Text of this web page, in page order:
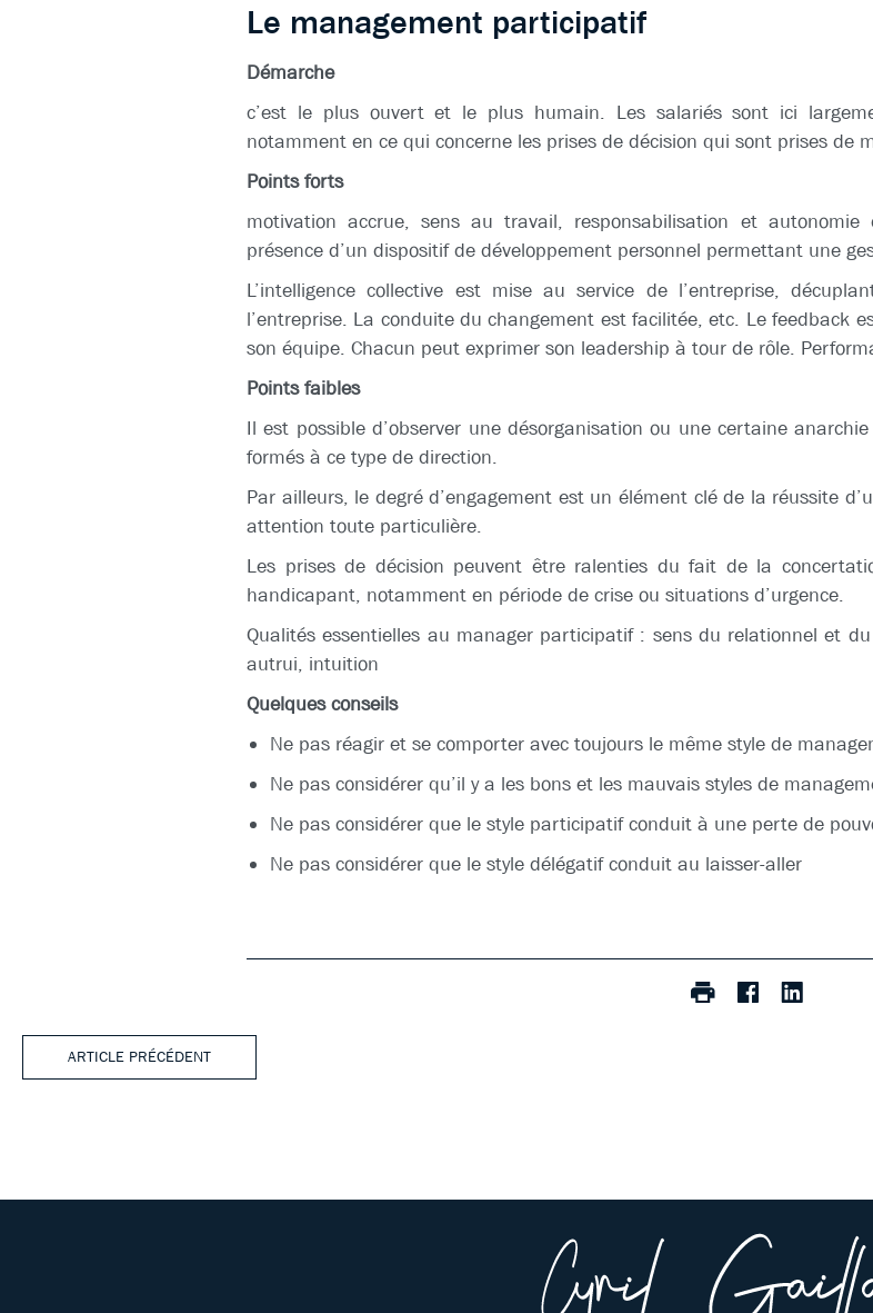
Le management participatif
Démarche
c’est le plus ouvert et le plus humain. Les salariés sont ici
notamment en ce qui concerne les prises de décision qui sont prises de
Points forts
motivation accrue, sens au travail, responsabilisation et autonomie
présence d’un dispositif de développement personnel permettant une
L’intelligence collective est mise au service de l’entreprise,
l’entreprise. La conduite du changement est facilitée, etc. Le feedback
son équipe. Chacun peut exprimer son leadership à tour de rôle.
Points faibles
Il est possible d’observer une désorganisation ou une certaine
formés à ce type de direction.
Par ailleurs, le degré d’engagement est un élément clé de la réussite
attention toute particulière.
Les prises de décision peuvent être ralenties du fait de la
handicapant, notamment en période de crise ou situations d’urgence.
Qualités essentielles au manager participatif : sens du relationnel et
autrui, intuition
Quelques conseils
Ne pas réagir et se comporter avec toujours le même style de
Ne pas considérer qu’il y a les bons et les mauvais styles de
Ne pas considérer que le style participatif conduit à une perte de
Ne pas considérer que le style délégatif conduit au laisser-aller
ARTICLE PRÉCÉDENT